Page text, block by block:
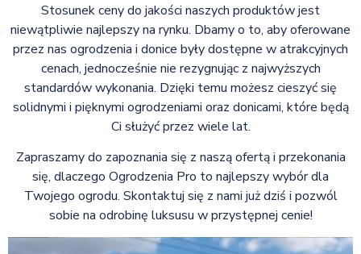
Stosunek ceny do jakości naszych produktów jest
niewątpliwie najlepszy na rynku. Dbamy o to, aby oferowane
przez nas ogrodzenia i donice były dostępne w atrakcyjnych
cenach, jednocześnie nie rezygnując z najwyższych
standardów wykonania. Dzięki temu możesz cieszyć się
solidnymi i pięknymi ogrodzeniami oraz donicami, które będą
Ci służyć przez wiele lat.
Zapraszamy do zapoznania się z naszą ofertą i przekonania
się, dlaczego Ogrodzenia Pro to najlepszy wybór dla
Twojego ogrodu. Skontaktuj się z nami już dziś i pozwól
sobie na odrobinę luksusu w przystępnej cenie!